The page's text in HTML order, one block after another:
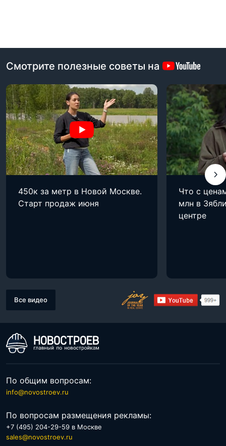
Смотрите полезные советы на
450к за метр в Новой Москве.
Старт продаж июня
Что с
млн в
центре
Все видео
По общим вопросам:
info@novostroev.ru
По вопросам размещения рекламы:
+7 (495) 204-29-59 в Москве
sales@novostroev.ru